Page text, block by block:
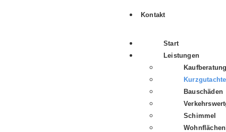
Kontakt
Start
Leistungen
Bauschäden
Schimmel